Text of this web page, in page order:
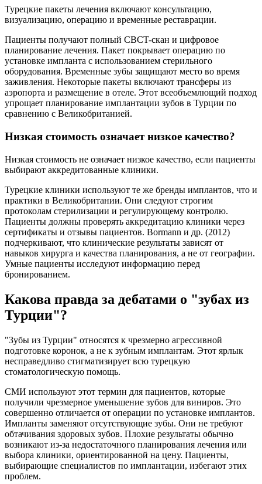
Турецкие пакеты лечения включают консультацию,
визуализацию, операцию и временные реставрации.
Пациенты получают полный CBCT-скан и цифровое
планирование лечения. Пакет покрывает операцию по
установке импланта с использованием стерильного
оборудования. Временные зубы защищают место во время
заживления. Некоторые пакеты включают трансферы из
аэропорта и размещение в отеле. Этот всеобъемлющий подход
упрощает планирование имплантации зубов в Турции по
сравнению с Великобританией.
Низкая стоимость означает низкое качество?
Низкая стоимость не означает низкое качество, если пациенты
выбирают аккредитованные клиники.
Турецкие клиники используют те же бренды имплантов, что и
практики в Великобритании. Они следуют строгим
протоколам стерилизации и регулирующему контролю.
Пациенты должны проверять аккредитацию клиники через
сертификаты и отзывы пациентов. Bormann и др. (2012)
подчеркивают, что клинические результаты зависят от
навыков хирурга и качества планирования, а не от географии.
Умные пациенты исследуют информацию перед
бронированием.
Какова правда за дебатами о "зубах из
Турции"?
"Зубы из Турции" относятся к чрезмерно агрессивной
подготовке коронок, а не к зубным имплантам. Этот ярлык
несправедливо стигматизирует всю турецкую
стоматологическую помощь.
СМИ используют этот термин для пациентов, которые
получили чрезмерное уменьшение зубов для виниров. Это
совершенно отличается от операции по установке имплантов.
Импланты заменяют отсутствующие зубы. Они не требуют
обтачивания здоровых зубов. Плохие результаты обычно
возникают из-за недостаточного планирования лечения или
выбора клиники, ориентированной на цену. Пациенты,
выбирающие специалистов по имплантации, избегают этих
проблем.